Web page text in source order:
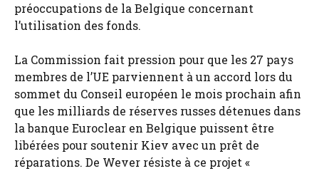
préoccupations de la Belgique concernant
l’utilisation des fonds.
La Commission fait pression pour que les 27 pays
membres de l’UE parviennent à un accord lors du
sommet du Conseil européen le mois prochain afin
que les milliards de réserves russes détenues dans
la banque Euroclear en Belgique puissent être
libérées pour soutenir Kiev avec un prêt de
réparations. De Wever résiste à ce projet «